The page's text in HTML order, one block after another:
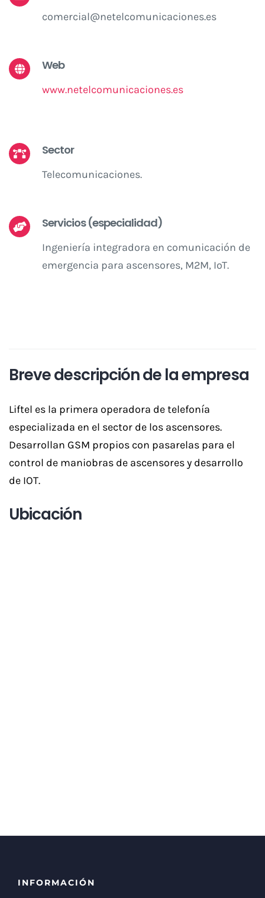
comercial@netelcomunicaciones.es
Web
www.netelcomunicaciones.es
Sector
Telecomunicaciones.
Servicios (especialidad)
Ingeniería integradora en comunicación de
emergencia para ascensores, M2M, IoT.
Breve descripción de la empresa
Liftel es la primera operadora de telefonía
especializada en el sector de los ascensores.
Desarrollan GSM propios con pasarelas para el
control de maniobras de ascensores y desarrollo
de IOT.
Ubicación
INFORMACIÓN